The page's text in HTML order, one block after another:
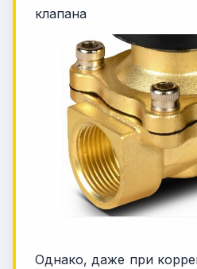
клапана
Однако, даже при